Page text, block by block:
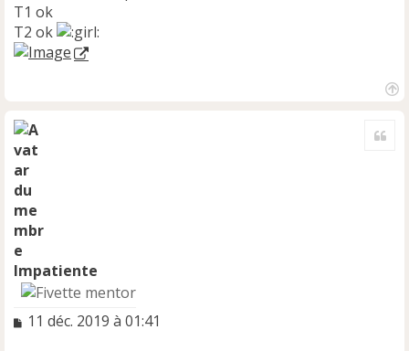
T1 ok
T2 ok
Impatiente
M11 déc. 2019 à 01:41